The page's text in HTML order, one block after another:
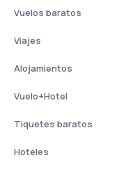
Vuelos baratos
Viajes
Alojamientos
Vuelo+Hotel
Tiquetes baratos
Hoteles